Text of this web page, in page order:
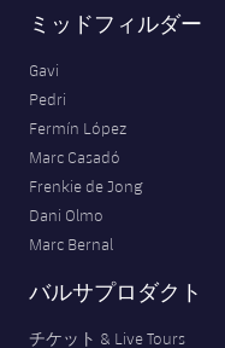
ミッドフィルダー
Gavi
Pedri
Fermín López
Marc Casadó
Frenkie de Jong
Dani Olmo
Marc Bernal
バルサプロダクト
チケット & Live Tours